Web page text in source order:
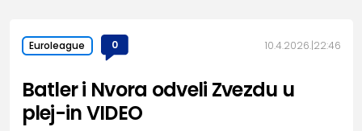
Euroleague 0 10.4.2026. 22:46
Batler i Nvora odveli Zvezdu u
plej-in VIDEO